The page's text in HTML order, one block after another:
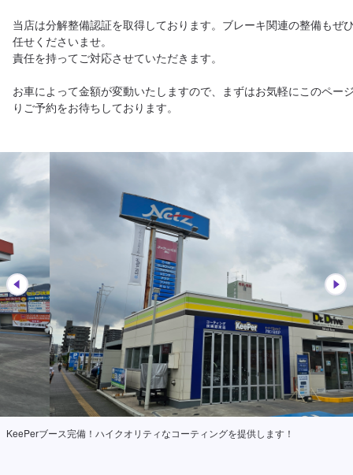
当店は分解整備認証を取得しております。ブレーキ関連の整備もぜ
任せくださいませ。
責任を持ってご対応させていただきます。
お車によって金額が変動いたしますので、まずはお気軽にこのペー
りご予約をお待ちしております。
KeePerブース完備！ハイクオリティなコーティングを提供します！